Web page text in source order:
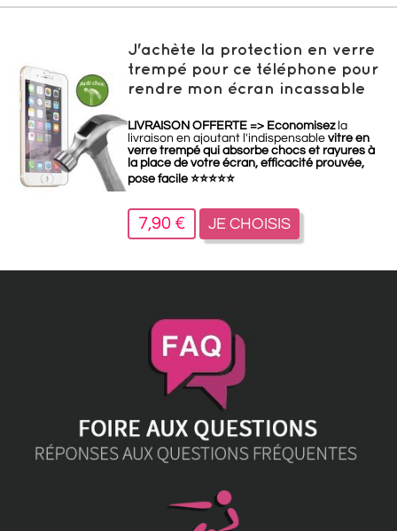
J'achète la protection en verre
trempé pour ce téléphone pour
rendre mon écran incassable
LIVRAISON OFFERTE => Economisezla
livraison en ajoutant l'indispensable vitre en
verre trempé qui absorbe chocs et rayures à
la place de votre écran, efficacité prouvée,
pose facile ⭐⭐⭐⭐⭐
7,90 € JE CHOISIS